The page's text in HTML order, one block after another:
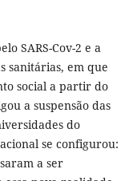
SARS-Cov-2 e a
sanitárias, em que
social a partir do
a suspensão das
do
se configurou:
a ser